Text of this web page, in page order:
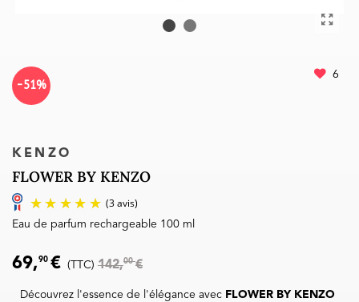
-51%
6
KENZO
FLOWER BY KENZO
Eau de parfum rechargeable 100 ml
69, 90 € (TTC) 142,00€
Découvrez l'essence de l'élégance avec FLOWER BY KENZO